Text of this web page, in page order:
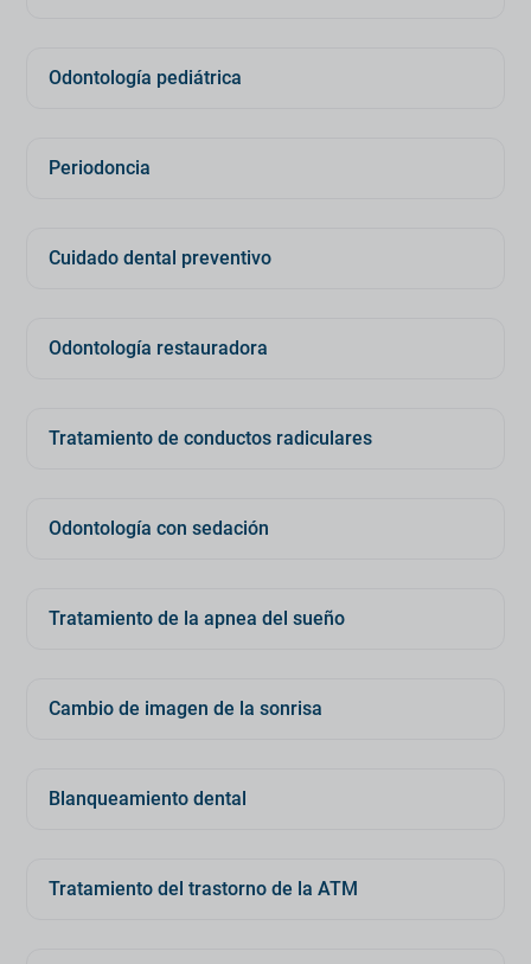
Odontología pediátrica
Periodoncia
Cuidado dental preventivo
Odontología restauradora
Tratamiento de conductos radiculares
Odontología con sedación
Tratamiento de la apnea del sueño
Cambio de imagen de la sonrisa
Blanqueamiento dental
Tratamiento del trastorno de la ATM